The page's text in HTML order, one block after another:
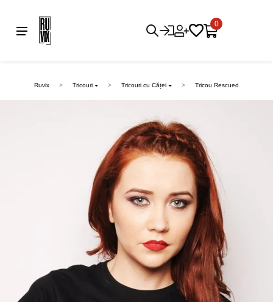
0
Ruvix Tricouri Tricouri cu Căței Tricou Rescued